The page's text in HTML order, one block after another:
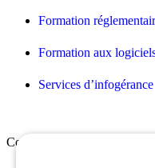
Formation
Formation aux
Services d’infogérance
Conex